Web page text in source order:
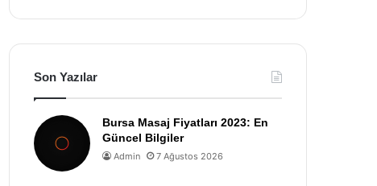
Son Yazılar
Bursa Masaj Fiyatları 2023: En
Güncel Bilgiler
Admin 7 Ağustos 2026